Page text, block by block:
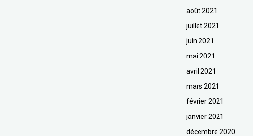
août 2021
juillet 2021
juin 2021
mai 2021
avril 2021
mars 2021
février 2021
janvier 2021
décembre 2020